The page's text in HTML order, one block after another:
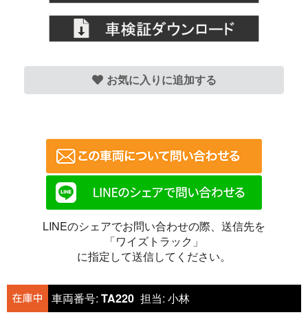
お気に入りに追加する
LINEのシェアでお問い合わせの際、送信先を
「ワイズトラック」
に指定して送信してください。
車両番号: TA220 担当: 小林